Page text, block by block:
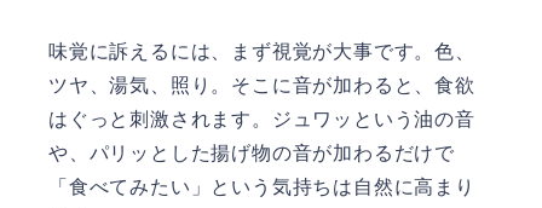
味覚に訴えるには、まず視覚が大事です。色、
ツヤ、湯気、照り。そこに音が加わると、食欲
はぐっと刺激されます。ジュワッという油の音
や、パリッとした揚げ物の音が加わるだけで
「食べてみたい」という気持ちは自然に高まり